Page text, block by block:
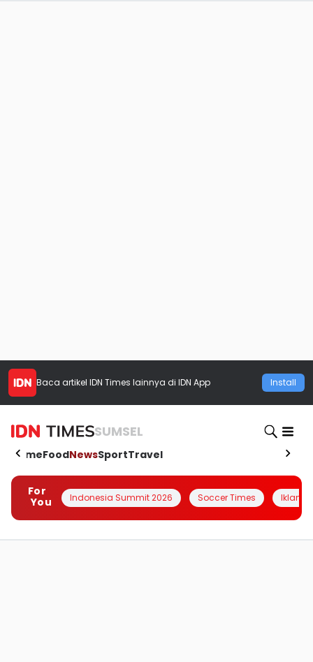
Baca artikel IDN Times lainnya di IDN App Install
SUMSEL
HomeFoodNewsSportTravel
For
You
Indonesia Summit 2026 Soccer Times Iklanin